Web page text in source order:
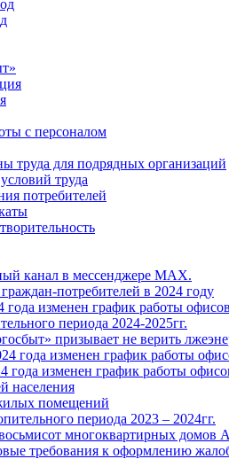
с персоналом
труда для подрядных организаций
труда
потребителей
канал в мессенджере MAX.
потребителей в 2024 году
года изменен график работы
периода 2024-2025гг.
призывает не верить
года изменен график работы
года изменен график работы
населения
помещений
периода 2023 – 2024гг.
многоквартирных домов
требования к оформлению